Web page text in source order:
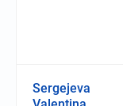
Sergejeva